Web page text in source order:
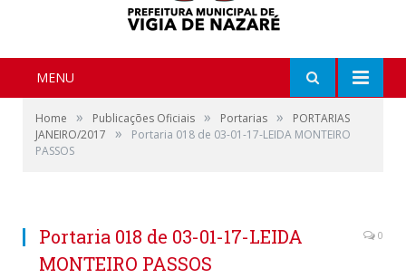
MENU
Home » Publicações Oficiais » Portarias »
PORTARIAS
JANEIRO/2017
»
Portaria 018 de 03-01-17-LEIDA MONTEIRO
PASSOS
Portaria 018 de 03-01-17-LEIDA
MONTEIRO PASSOS
0